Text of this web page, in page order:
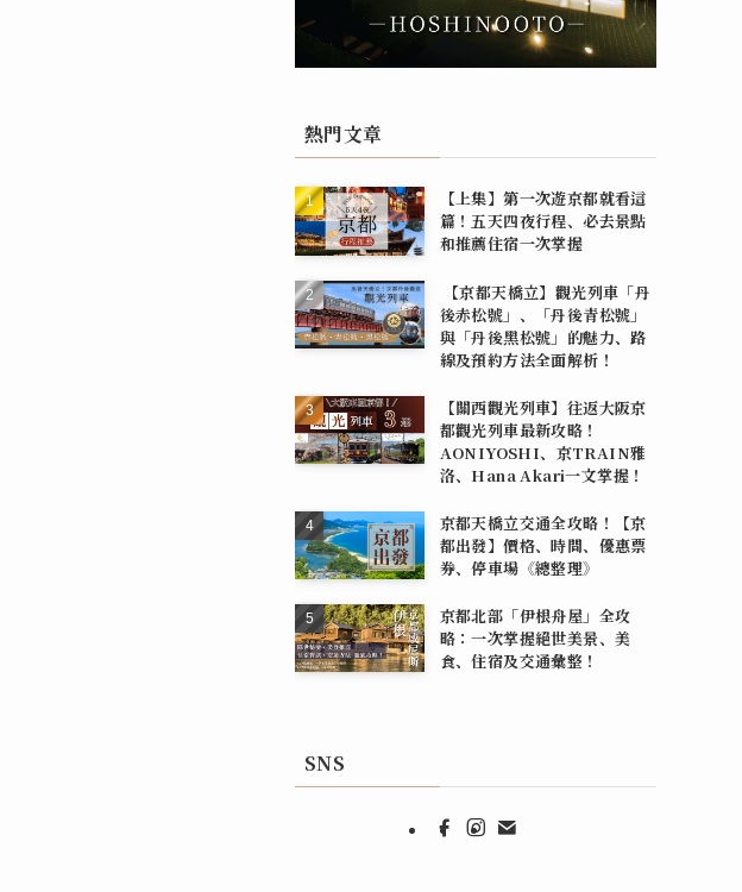
熱門文章
【上集】第一次遊京都就看這
篇！五天四夜行程、必去景點
和推薦住宿一次掌握
【京都天橋立】觀光列車「丹
後赤松號」、「丹後青松號」
與「丹後黑松號」的魅力、路
線及預約方法全面解析！
【關西觀光列車】往返大阪京
都觀光列車最新攻略！
AONIYOSHI、京TRAIN雅
洛、Hana Akari一文掌握！
京都天橋立交通全攻略！【京
都出發】價格、時間、優惠票
券、停車場《總整理》
京都北部「伊根舟屋」全攻
略：一次掌握絕世美景、美
食、住宿及交通彙整！
SNS